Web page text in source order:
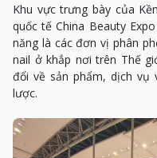
Khu vực trưng bày của
quốc tế China Beauty
năng là các đơn vị phân
nail ở khắp nơi trên Thế
đổi về sản phẩm, dịch vụ
lược.